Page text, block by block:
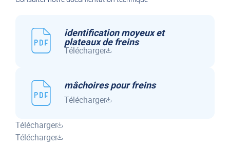
identification moyeux et
plateaux de freins
Télécharger
mâchoires pour freins
Télécharger
Télécharger
Télécharger